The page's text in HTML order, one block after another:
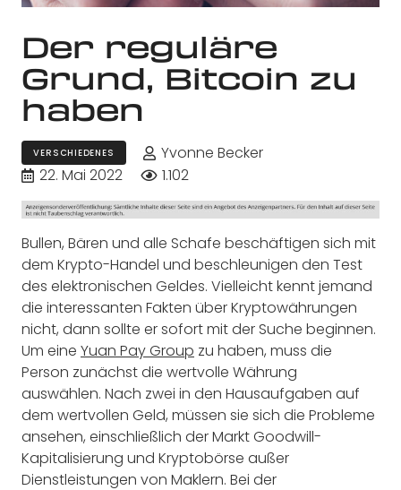
Der reguläre
Grund, Bitcoin zu
haben
VERSCHIEDENES
Yvonne Becker
22. Mai 2022
1.102
Bullen, Bären und alle Schafe beschäftigen sich mit
dem Krypto-Handel und beschleunigen den Test
des elektronischen Geldes. Vielleicht kennt jemand
die interessanten Fakten über Kryptowährungen
nicht, dann sollte er sofort mit der Suche beginnen.
Um eine Yuan Pay Group zu haben, muss die
Person zunächst die wertvolle Währung
auswählen. Nach zwei in den Hausaufgaben auf
dem wertvollen Geld, müssen sie sich die Probleme
ansehen, einschließlich der Markt Goodwill-
Kapitalisierung und Kryptobörse außer
Dienstleistungen von Maklern. Bei der